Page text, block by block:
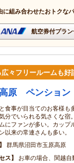
に組み合わせたおトクな
航空券付プラ
々フリールームも好
原 ペンショ
食事が目当てのお客様も
分でいられる気さくな宿
にファンが多い。カップ
以来の常連さんも多い。
群馬県沼田市玉原高原
ス
お車の場合、関越